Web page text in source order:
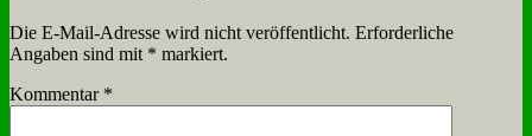
Die E-Mail-Adresse wird nicht veröffentlicht. Erforderliche
Angaben sind mit * markiert.
Kommentar *